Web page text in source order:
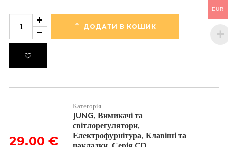
подвійна
під
CD595KO5LG
кількість
ДОДАТИ В КОШИК
29.00 €
Категорія
JUNG, Вимикачі та
світлорегулятори,
Електрофурнітура, Клавіші та
EUR